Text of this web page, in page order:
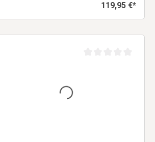
Regulärer Preis:
119,95 €*